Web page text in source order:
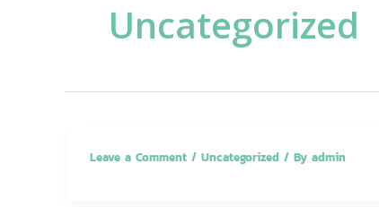
Uncategorized
Leave a Comment / Uncategorized / By admin